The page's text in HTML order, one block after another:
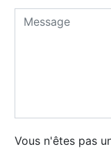
Vous n'êtes pas